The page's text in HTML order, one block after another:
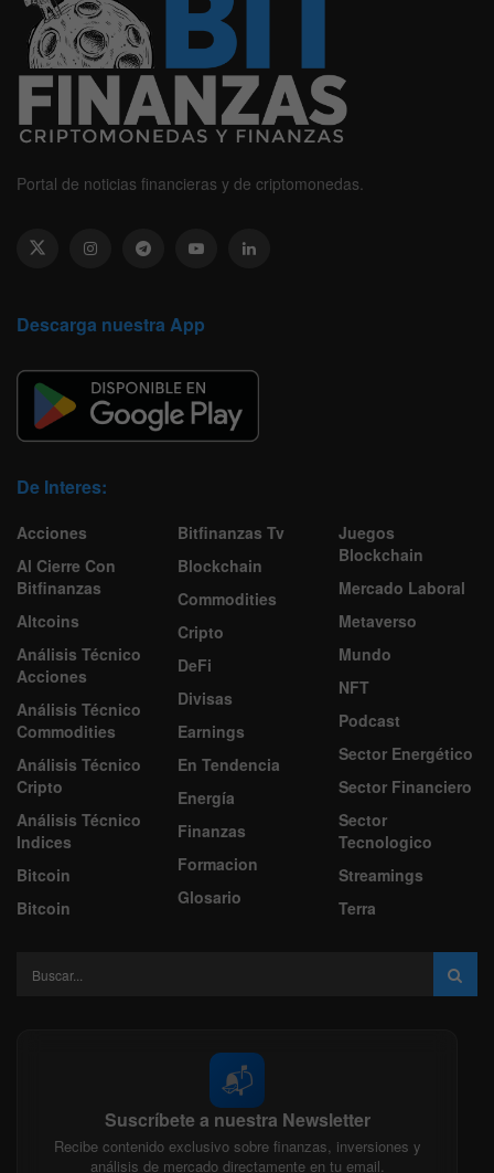
Portal de noticias financieras y de criptomonedas.
Descarga nuestra App
De Interes:
Acciones
Al Cierre Con
Bitfinanzas
Altcoins
Análisis Técnico
Acciones
Análisis Técnico
Commodities
Análisis Técnico
Cripto
Análisis Técnico
Indices
Bitcoin
Bitcoin
Bitfinanzas Tv
Blockchain
Commodities
Cripto
DeFi
Divisas
Earnings
En Tendencia
Energía
Finanzas
Formacion
Glosario
Juegos
Blockchain
Mercado Laboral
Metaverso
Mundo
NFT
Podcast
Sector Energético
Sector Financiero
Sector
Tecnologico
Streamings
Terra
📬
Suscríbete a nuestra Newsletter
Recibe contenido exclusivo sobre finanzas, inversiones y
análisis de mercado directamente en tu email.